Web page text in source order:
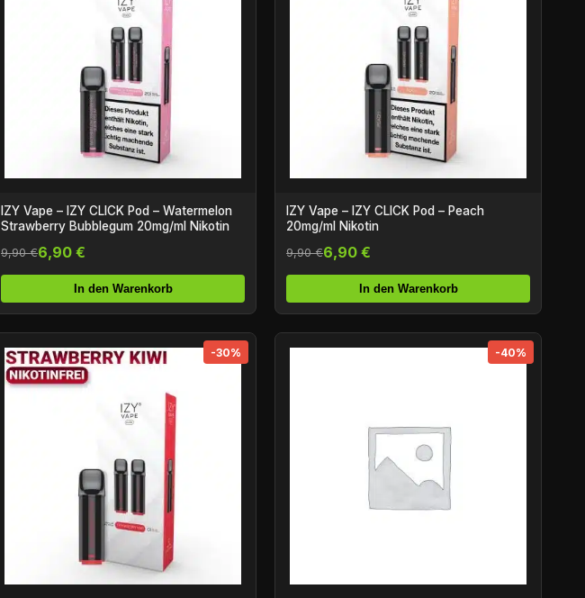
IZY Vape – IZY CLICK Pod – Watermelon
Strawberry Bubblegum 20mg/ml Nikotin
9,90 €6,90 €
In den Warenkorb
IZY Vape – IZY CLICK Pod – Peach
20mg/ml Nikotin
9,90 €6,90 €
In den Warenkorb
-30% -40%